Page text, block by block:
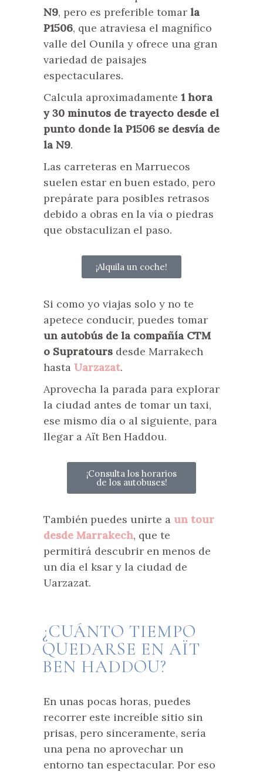
N9, pero es preferible tomar la
P1506, que atraviesa el magnífico
valle del Ounila y ofrece una gran
variedad de paisajes
espectaculares.
Calcula aproximadamente 1 hora
y 30 minutos de trayecto desde el
punto donde la P1506 se desvía de
la N9.
Las carreteras en Marruecos
suelen estar en buen estado, pero
prepárate para posibles retrasos
debido a obras en la vía o piedras
que obstaculizan el paso.
¡Alquila un coche!
Si como yo viajas solo y no te
apetece conducir, puedes tomar
un autobús de la compañía CTM
o Supratours desde Marrakech
hasta Uarzazat.
Aprovecha la parada para explorar
la ciudad antes de tomar un taxi,
ese mismo día o al siguiente, para
llegar a Aït Ben Haddou.
¡Consulta los horarios
de los autobuses!
También puedes unirte a un tour
desde Marrakech, que te
permitirá descubrir en menos de
un día el ksar y la ciudad de
Uarzazat.
¿CUÁNTO TIEMPO
QUEDARSE EN AÏT
BEN HADDOU?
En unas pocas horas, puedes
recorrer este increíble sitio sin
prisas, pero sinceramente, sería
una pena no aprovechar un
entorno tan espectacular. Por eso